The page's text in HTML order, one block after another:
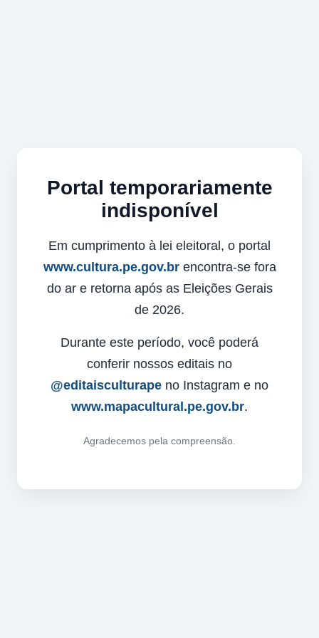
Portal temporariamente
indisponível
Em cumprimento à lei eleitoral, o portal
www.cultura.pe.gov.brencontra-se fora
do ar e retorna após as Eleições Gerais
de 2026.
Durante este período, você poderá
conferir nossos editais no
@editaisculturape no Instagram e no
www.mapacultural.pe.gov.br.
Agradecemos pela compreensão.